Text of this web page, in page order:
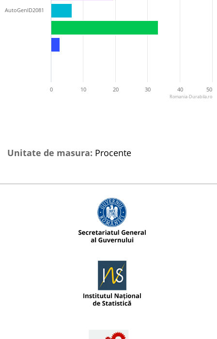
AutoGenID2081
0 10 20 30 40 50
Romania-Durabila.ro
Unitate de masura: Procente